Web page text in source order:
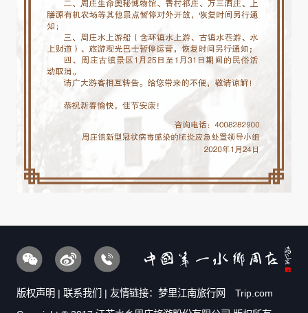
版权声明 | 联系我们 | 友情链接： 梦里江南旅行网
Trip.com